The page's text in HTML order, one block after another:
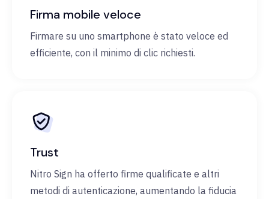
Firma mobile veloce
Firmare su uno smartphone è stato veloce ed
efficiente, con il minimo di clic richiesti.
Trust
Nitro Sign ha offerto firme qualificate e altri
metodi di autenticazione, aumentando la fiducia